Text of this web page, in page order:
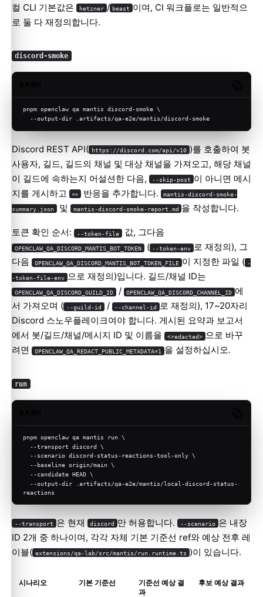
컬 CLI 기본값은
hetzner / beast 이며, CI 워크플로는 일반적으
로 둘 다 재정의합니다.
discord-smoke
pnpm openclaw qa mantis discord-smoke \
  --output-dir .artifacts/qa-e2e/mantis/discord-smoke
Discord REST API( https://discord.com/api/v10 )를 호출하여 봇
사용자, 길드, 길드의 채널 및 대상 채널을 가져오고, 해당 채널
이 길드에 속하는지 어설션한 다음,
--skip-post 이 아니면 메시
지를 게시하고
👀 반응을 추가합니다. mantis-discord-smoke-
summary.json 및 mantis-discord-smoke-report.md 을 작성합니다.
토큰 확인 순서: --token-file 값, 그다음
OPENCLAW_QA_DISCORD_MANTIS_BOT_TOKEN ( --token-env 로 재정의), 그
다음
OPENCLAW_QA_DISCORD_MANTIS_BOT_TOKEN_FILE 이 지정한 파일 ( -
-token-file-env 으로 재정의)입니다. 길드/채널 ID는
OPENCLAW_QA_DISCORD_GUILD_ID / OPENCLAW_QA_DISCORD_CHANNEL_ID 에
서 가져오며 ( --guild-id / --channel-id 로 재정의), 17~20자리
Discord 스노우플레이크여야 합니다. 게시된 요약과 보고서
에서 봇/길드/채널/메시지 ID 및 이름을
<redacted> 으로 바꾸
려면
OPENCLAW_QA_REDACT_PUBLIC_METADATA=1 을 설정하십시오.
run
pnpm openclaw qa mantis run \
  --transport discord \
  --scenario discord-status-reactions-tool-only \
  --baseline origin/main \
  --candidate HEAD \
reactions
--transport 은 현재 discord 만 허용합니다. --scenario 은 내장
ID 2개 중 하나이며, 각각 자체 기본 기준선 ref와 예상 전후 레
이블( extensions/qa-lab/src/mantis/run.runtime.ts )이 있습니다.
시나리오 기본 기준선
기준선 예상 결
과
후보 예상 결과